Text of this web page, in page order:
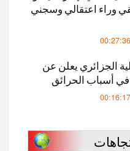
وراء اعتقالي وسجني
الجزائري يعلن عن
أسباب الحرائق